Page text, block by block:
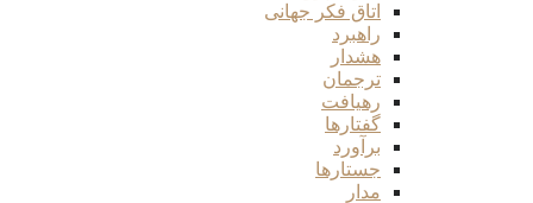
اتاق فکر جهانی
راهبرد
هشدار
ترجمان
رهیافت
گفتارها
برآورد
جستارها
مدار